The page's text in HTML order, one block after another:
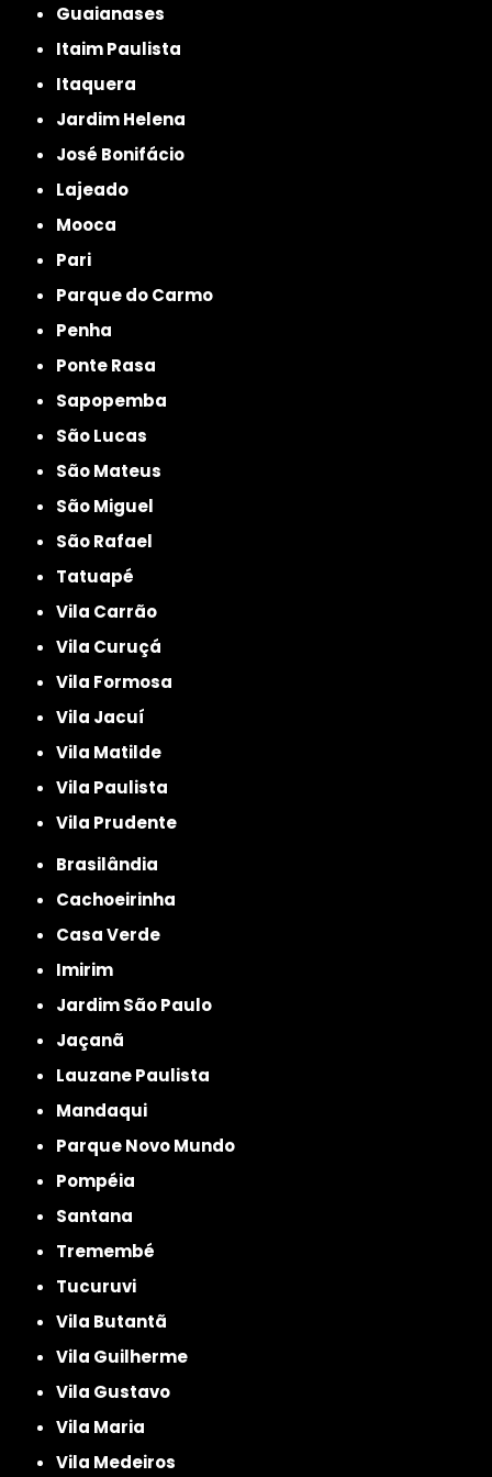
Guaianases
Itaim Paulista
Itaquera
Jardim Helena
José Bonifácio
Lajeado
Mooca
Pari
Parque do Carmo
Penha
Ponte Rasa
Sapopemba
São Lucas
São Mateus
São Miguel
São Rafael
Tatuapé
Vila Carrão
Vila Curuçá
Vila Formosa
Vila Jacuí
Vila Matilde
Vila Paulista
Vila Prudente
Brasilândia
Cachoeirinha
Casa Verde
Imirim
Jardim São Paulo
Jaçanã
Lauzane Paulista
Mandaqui
Parque Novo Mundo
Pompéia
Santana
Tremembé
Tucuruvi
Vila Butantã
Vila Guilherme
Vila Gustavo
Vila Maria
Vila Medeiros